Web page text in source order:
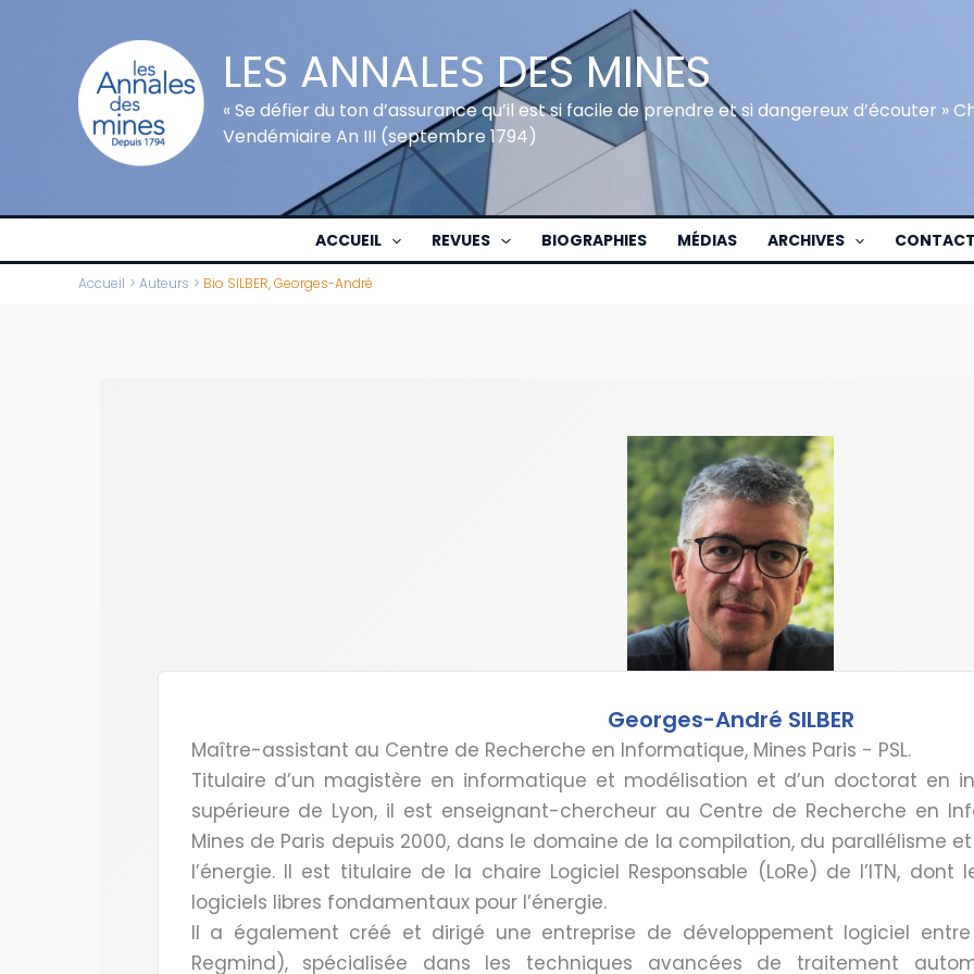
LES ANNALES DES MINES
« Se défier du ton d’assurance qu’il est si facile de prendre et si dangereux d’écouter »
Vendémiaire An III (septembre 1794)
ACCUEIL REVUES BIOGRAPHIES MÉDIAS ARCHIVES CONTACT
Accueil Auteurs Bio SILBER, Georges-André
Georges-André SILBER
Maître-assistant au Centre de Recherche en Informatique, Mines Paris - PSL.
Titulaire d’un magistère en informatique et modélisation et d’un doctorat en
supérieure de Lyon, il est enseignant-chercheur au Centre de Recherche en
Mines de Paris depuis 2000, dans le domaine de la compilation, du parallélisme
l’énergie. Il est titulaire de la chaire Logiciel Responsable (LoRe) de l’ITN,
logiciels libres fondamentaux pour l’énergie.
Il a également créé et dirigé une entreprise de développement logiciel entre
Regmind), spécialisée dans les techniques avancées de traitement